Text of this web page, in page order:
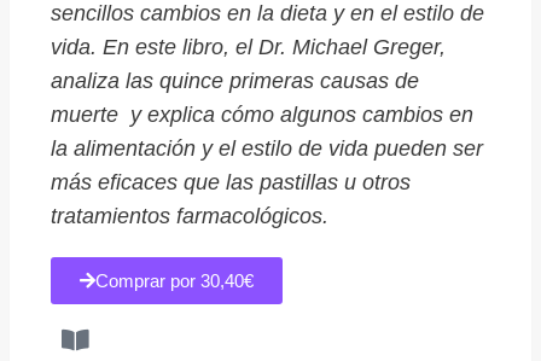
sencillos cambios en la dieta y en el estilo de
vida. En este libro, el Dr. Michael Greger,
analiza las quince primeras causas de
muerte y explica cómo algunos cambios en
la alimentación y el estilo de vida pueden ser
más eficaces que las pastillas u otros
tratamientos farmacológicos.
Comprar por 30,40€